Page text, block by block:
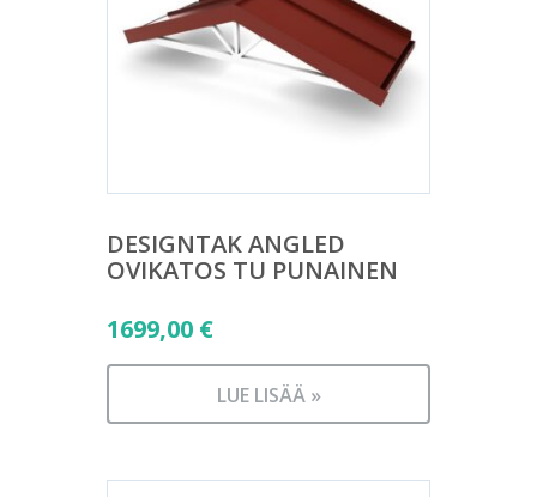
DESIGNTAK ANGLED
OVIKATOS TU PUNAINEN
1699,00 €
LUE LISÄÄ »